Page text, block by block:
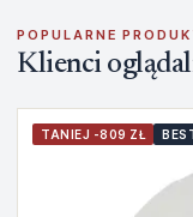
POPULARNE
Klienci
TANIEJ -809 ZŁ